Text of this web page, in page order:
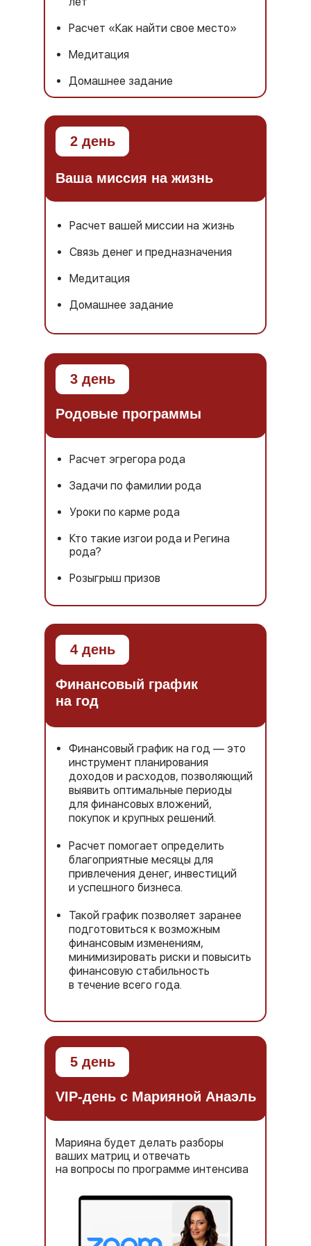
Расчет «Как найти свое место»
Медитация
Домашнее задание
Расчет вашей миссии на жизнь
Связь денег и предназначения
Медитация
Домашнее задание
2 день
Ваша миссия на жизнь
Финансовый график на год — это
инструмент планирования
доходов и расходов, позволяющий
выявить оптимальные периоды
для финансовых вложений,
покупок и крупных решений.
Расчет помогает определить
благоприятные месяцы для
привлечения денег, инвестиций
и успешного бизнеса.
Такой график позволяет заранее
подготовиться к возможным
финансовым изменениям,
минимизировать риски и повысить
финансовую стабильность
в течение всего года.
Расчет эгрегора рода
Задачи по фамилии рода
Уроки по карме рода
Кто такие изгои рода и Регина
рода?
Розыгрыш призов
3 день
Родовые программы
4 день
Финансовый график
на год
Марияна будет делать разборы
ваших матриц и отвечать
на вопросы по программе интенсива
5 день
VIP-день с Марияной Анаэль